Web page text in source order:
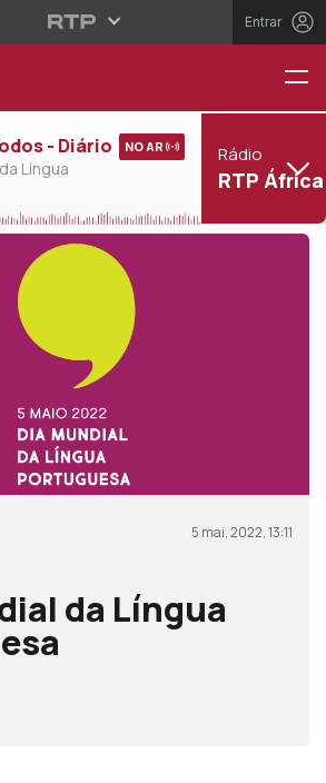
Entrar
- Diário
Língua
NO AR Rádio
RTP África
5 mai, 2022, 13:11
da Língua